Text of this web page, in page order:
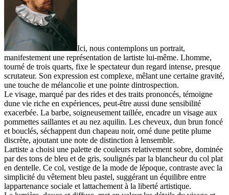
Ici, nous contemplons un portrait,
manifestement une représentation de lartiste lui-même. Lhomme,
tourné de trois quarts, fixe le spectateur dun regard intense, presque
scrutateur. Son expression est complexe, mêlant une certaine gravité,
une touche de mélancolie et une pointe dintrospection.
Le visage, marqué par des rides et des traits prononcés, témoigne
dune vie riche en expériences, peut-être aussi dune sensibilité
exacerbée. La barbe, soigneusement taillée, encadre un visage aux
pommettes saillantes et au nez aquilin. Les cheveux, dun brun foncé
et bouclés, séchappent dun chapeau noir, orné dune petite plume
discrète, ajoutant une note de distinction à lensemble.
Lartiste a choisi une palette de couleurs relativement sobre, dominée
par des tons de bleu et de gris, soulignés par la blancheur du col plat
en dentelle. Ce col, vestige de la mode de lépoque, contraste avec la
simplicité du vêtement bleu pastel, suggérant un équilibre entre
lappartenance sociale et lattachement à la liberté artistique.